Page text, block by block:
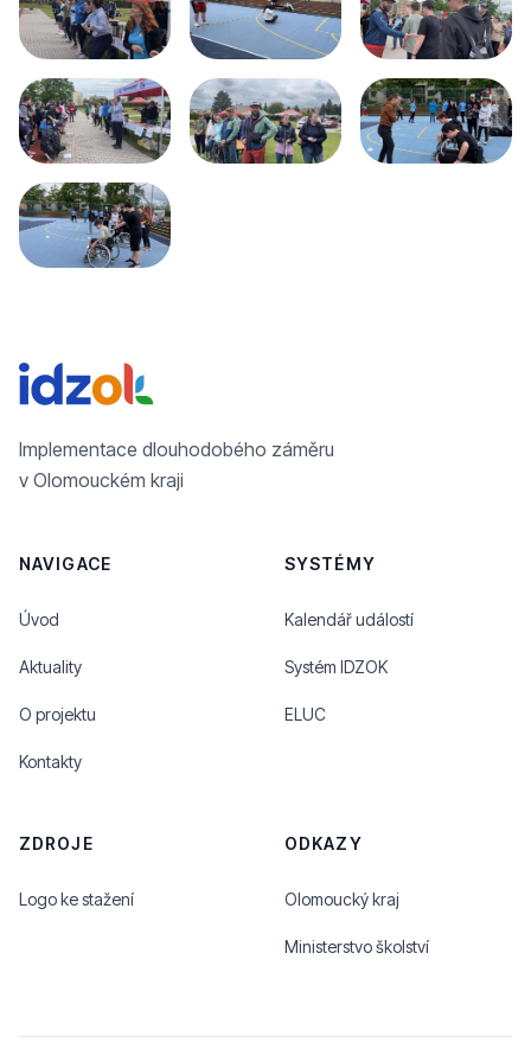
Implementace dlouhodobého záměru
v Olomouckém kraji
NAVIGACE
Úvod
Aktuality
O projektu
Kontakty
SYSTÉMY
Kalendář událostí
Systém IDZOK
ELUC
ZDROJE
Logo ke stažení
ODKAZY
Olomoucký kraj
Ministerstvo školství